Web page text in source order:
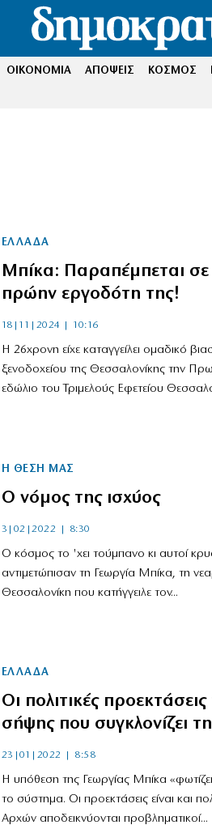
ΟΙΚΟΝΟΜΙΑ ΑΠΟΨΕΙΣ ΚΟΣΜΟΣ
ΕΛΛΑΔΑ
Μπίκα: Παραπέμπεται σε
πρώην εργοδότη της!
18|11|2024 | 10:16
Η 26χρονη είχε καταγγείλει ομαδικό
ξενοδοχείου της Θεσσαλονίκης την
εδώλιο του Τριμελούς Εφετείου
Η ΘΕΣΗ ΜΑΣ
Ο νόμος της ισχύος
3|02|2022 | 8:30
Ο κόσμος το 'χει τούμπανο κι αυτοί
αντιμετώπισαν τη Γεωργία Μπίκα, τη
Θεσσαλονίκη που κατήγγειλε τον...
ΕΛΛΑΔΑ
Οι πολιτικές
σήψης που συγκλονίζει
23|01|2022 | 8:58
Η υπόθεση της Γεωργίας Μπίκα
το σύστημα. Οι προεκτάσεις είναι και
Αρχών αποδεικνύονται προβληματικοί...